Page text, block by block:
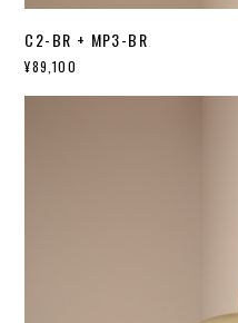
C2-BR + MP3-BR
¥89,100